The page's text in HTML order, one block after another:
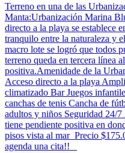
Terreno en una de las
Manta:Urbanización Marina
directo a la playa se establece
tranquilo entre la naturaleza y
macro lote se logró que todos
terreno queda en tercera línea
positiva.Amenidade de la
Acceso directo a la playa
climatizado Bar Juegos
canchas de tenis Cancha de
adultos y niños Seguridad 24/
tiene pendiente positiva en
pisos vista al mar Precio
agenda una cita!!